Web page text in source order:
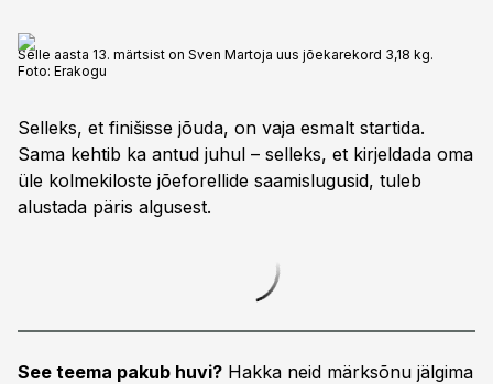
Selle aasta 13. märtsist on Sven Martoja uus jõekarekord 3,18 kg.
Foto: Erakogu
Selleks, et finišisse jõuda, on vaja esmalt startida.
Sama kehtib ka antud juhul – selleks, et kirjeldada oma
üle kolmekiloste jõeforellide saamislugusid, tuleb
alustada päris algusest.
See teema pakub huvi? Hakka neid märksõnu jälgima